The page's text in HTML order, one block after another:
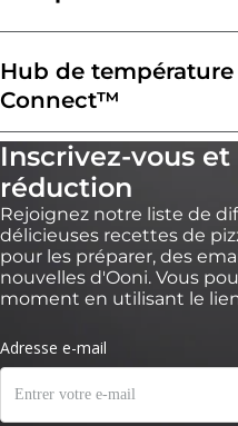
Hub de
Connect™
Inscrivez-vous et
réduction
Rejoignez notre liste de
délicieuses recettes de
pour les préparer, des
nouvelles d'Ooni. Vous
moment en utilisant le